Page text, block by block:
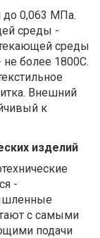
до 0,063 МПа.
среды -
среды
не более 1800С.
Внешний
к
изделий
-
с самыми
подачи